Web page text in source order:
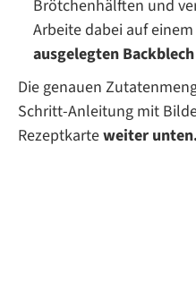
Brötchenhälften und
Arbeite dabei auf
ausgelegten Backblech
Die genauen
Schritt-Anleitung mit
Rezeptkarteweiter